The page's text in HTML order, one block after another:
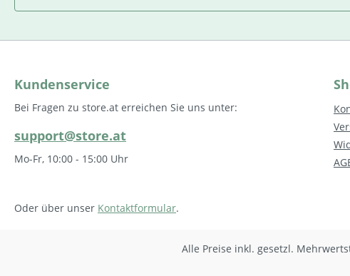
Kundenservice
Bei Fragen zu store.at erreichen Sie uns unter:
support@store.at
Mo-Fr, 10:00 - 15:00 Uhr
Oder über unser Kontaktformular.
Alle Preise inkl. gesetzl.